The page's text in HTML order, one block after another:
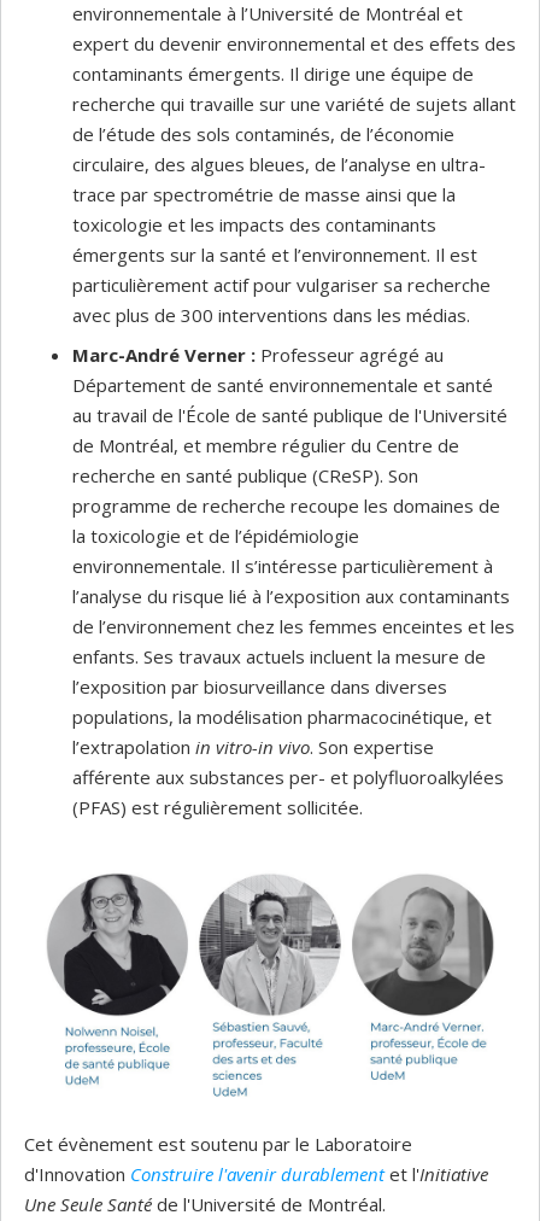
environnementale à l’Université de Montréal et
expert du devenir environnemental et des effets des
contaminants émergents. Il dirige une équipe de
recherche qui travaille sur une variété de sujets allant
de l’étude des sols contaminés, de l’économie
circulaire, des algues bleues, de l’analyse en ultra-
trace par spectrométrie de masse ainsi que la
toxicologie et les impacts des contaminants
émergents sur la santé et l’environnement. Il est
particulièrement actif pour vulgariser sa recherche
avec plus de 300 interventions dans les médias.
Marc-André Verner : Professeur agrégé au
Département de santé environnementale et santé
au travail de l'École de santé publique de l'Université
de Montréal, et membre régulier du Centre de
recherche en santé publique (CReSP). Son
programme de recherche recoupe les domaines de
la toxicologie et de l’épidémiologie
environnementale. Il s’intéresse particulièrement à
l’analyse du risque lié à l’exposition aux contaminants
de l’environnement chez les femmes enceintes et les
enfants. Ses travaux actuels incluent la mesure de
l’exposition par biosurveillance dans diverses
populations, la modélisation pharmacocinétique, et
l’extrapolation in vitro-in vivo. Son expertise
afférente aux substances per- et polyfluoroalkylées
(PFAS) est régulièrement sollicitée.
Cet évènement est soutenu par le Laboratoire
d'Innovation Construire l'avenir durablementet l'Initiative
Une Seule Santé de l'Université de Montréal.